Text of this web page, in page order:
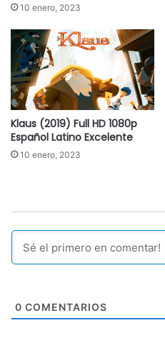
10 enero, 2023
Klaus (2019) Full HD 1080p
Español Latino Excelente
10 enero, 2023
0 COMENTARIOS